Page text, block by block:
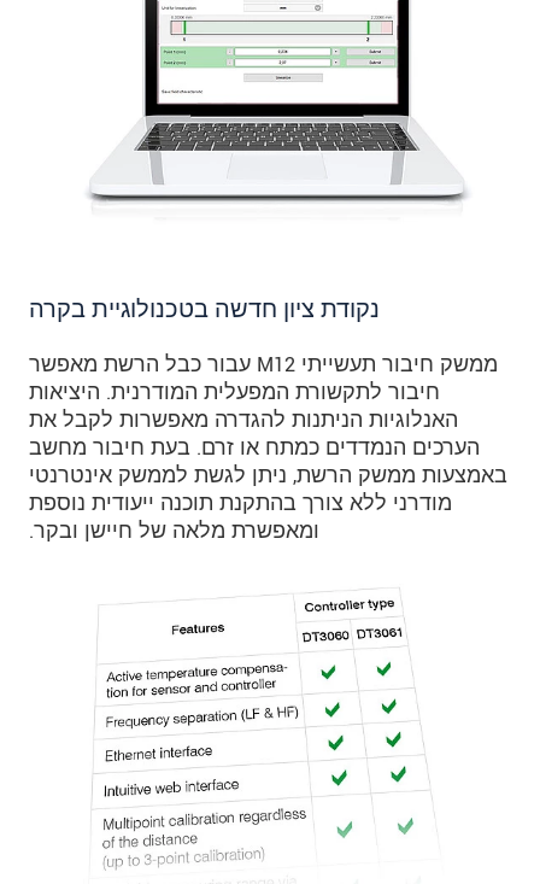
נקודת ציון חדשה בטכנולוגיית בקרה
ממשק חיבור תעשייתי M12 עבור כבל הרשת מאפשר
חיבור לתקשורת המפעלית המודרנית. היציאות
האנלוגיות הניתנות להגדרה מאפשרות לקבל את
הערכים הנמדדים כמתח או זרם. בעת חיבור מחשב
באמצעות ממשק הרשת, ניתן לגשת לממשק אינטרנטי
מודרני ללא צורך בהתקנת תוכנה ייעודית נוספת
ומאפשרת מלאה של חיישן ובקר.